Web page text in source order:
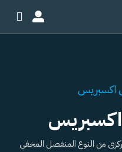
اكسبريس
من النوع المنفصل المخفي